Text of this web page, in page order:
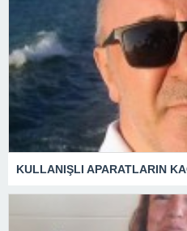
KULLANIŞLI APARATLARIN